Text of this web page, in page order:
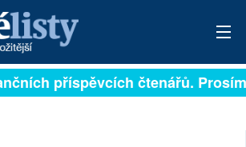
příspěvcích čtenářů.